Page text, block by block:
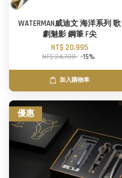
WATERMAN威迪文 海洋系列 歌
劇魅影 鋼筆 F尖
NT$ 20,995
NT$ 24,700 -15%
加入購物車
優惠